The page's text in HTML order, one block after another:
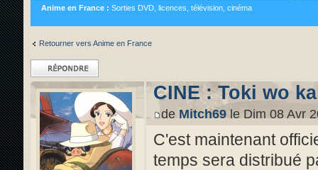
Anime en France : Sorties DVD, licences, télévision, cinéma
Retourner vers Anime en France
Répondre
CINE : Toki wo
de Mitch69le Dim 08 Avr
C'est maintenant
temps sera distribué